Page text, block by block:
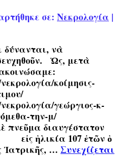
σε: Νεκρολογία |
δύνανται, νὰ
Ὡς, μετὰ
κοίμησις-
γεώργιος-κ-
την-μ/
πνεῦμα διαυγέστατον
ἡλικία 107 ἐτῶν ὁ
Ἰατρικῆς, … Συνεχίζεται